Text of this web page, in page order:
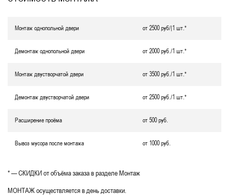
Монтаж однопольной двери от 2500 руб/|1 шт.*
Демонтаж однопольной двери от 2000 руб./1 шт.*
Монтаж двустворчатой двери от 3500 руб./1 шт.*
Демонтаж двустворчатой двери от 2500 руб./1 шт.*
Расширение проёма от 500 руб.
Вывоз мусора после монтажа от 1000 руб.
* — СКИДКИ от объёма заказа в разделе Монтаж
МОНТАЖ осуществляется в день доставки.